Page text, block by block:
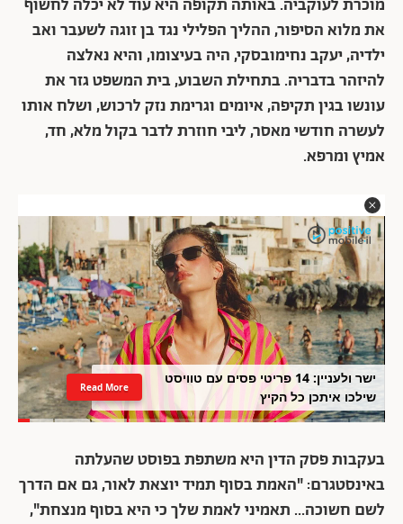
מוכרת לעוקביה. באותה תקופה היא עוד לא יכלה לחשוף
את מלוא הסיפור, ההליך הפלילי נגד בן זוגה לשעבר ואב
ילדיה, יעקב נחימובסקי, היה בעיצומו, והיא נאלצה
להיזהר בדבריה. בתחילת השבוע, בית המשפט גזר את
עונשו בגין תקיפה, איומים וגרימת נזק לרכוש, ושלח אותו
לעשרה חודשי מאסר, ליבי חוזרת לדבר בקול מלא, חד,
אמיץ ומרפא.
ישר ולעניין: 14 פריטי פסים עם טוויסט
שילכו איתכן כל הקיץ
Read More
בעקבות פסק הדין היא משתפת בפוסט שהעלתה
באינסטגרם:"האמת בסוף תמיד יוצאת לאור, גם אם הדרך
לשם חשוכה… תאמיני לאמת שלך כי היא בסוף מנצחת",